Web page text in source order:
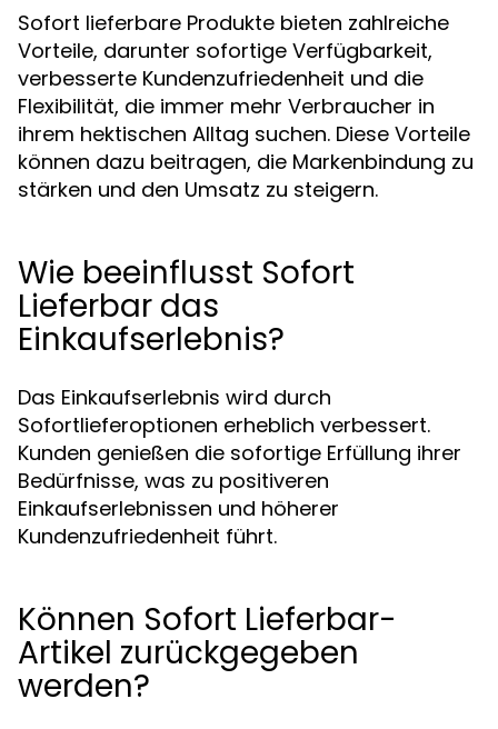
Sofort lieferbare Produkte bieten zahlreiche
Vorteile, darunter sofortige Verfügbarkeit,
verbesserte Kundenzufriedenheit und die
Flexibilität, die immer mehr Verbraucher in
ihrem hektischen Alltag suchen. Diese Vorteile
können dazu beitragen, die Markenbindung zu
stärken und den Umsatz zu steigern.
Wie beeinflusst Sofort
Lieferbar das
Einkaufserlebnis?
Das Einkaufserlebnis wird durch
Sofortlieferoptionen erheblich verbessert.
Kunden genießen die sofortige Erfüllung ihrer
Bedürfnisse, was zu positiveren
Einkaufserlebnissen und höherer
Kundenzufriedenheit führt.
Können Sofort Lieferbar-
Artikel zurückgegeben
werden?